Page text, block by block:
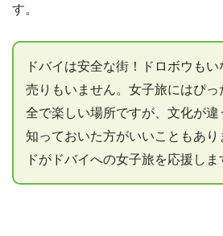
す。
ドバイは安全な街！ドロボウも
売りもいません。女子旅にはぴ
全で楽しい場所ですが、文化が
知っておいた方がいいこともあり
ドがドバイへの女子旅を応援しま